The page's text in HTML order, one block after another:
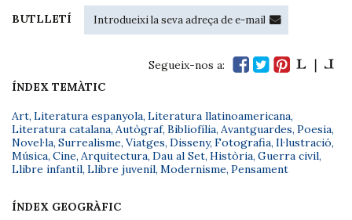
BUTLLETÍ
Segueix-nos a:
ÍNDEX TEMÀTIC
Art, Literatura espanyola, Literatura llatinoamericana,
Literatura catalana, Autògraf, Bibliofília, Avantguardes, Poesia,
Novel·la, Surrealisme, Viatges, Disseny, Fotografia, Il·lustració,
Música, Cine, Arquitectura, Dau al Set, Història, Guerra civil,
Llibre infantil, Llibre juvenil, Modernisme, Pensament
ÍNDEX GEOGRÀFIC